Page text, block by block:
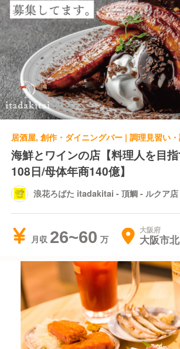
海鮮とワインの店【料理人を目
108日/母体年商140億】
浪花ろばた itadakitai - 頂鯛 - ルクア店
月収 26~60 大阪府
大阪市